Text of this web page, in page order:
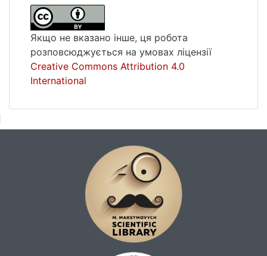
використанню антропогенних ресурсів та
об’єктів соціально-побутового
обслуговування Волині, що дозволить
якісно впливати на перебіг
адміністративної реформи. Ряд положень
може бути використано при аналогічних
Якщо не вказано інше, ця робота
розповсюджується на умовах ліцензії
Creative Commons Attribution 4.0
International